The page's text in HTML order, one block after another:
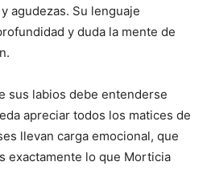
y agudezas. Su lenguaje
y duda la mente de
sus labios debe entenderse
apreciar todos los matices de
llevan carga emocional, que
exactamente lo que Morticia